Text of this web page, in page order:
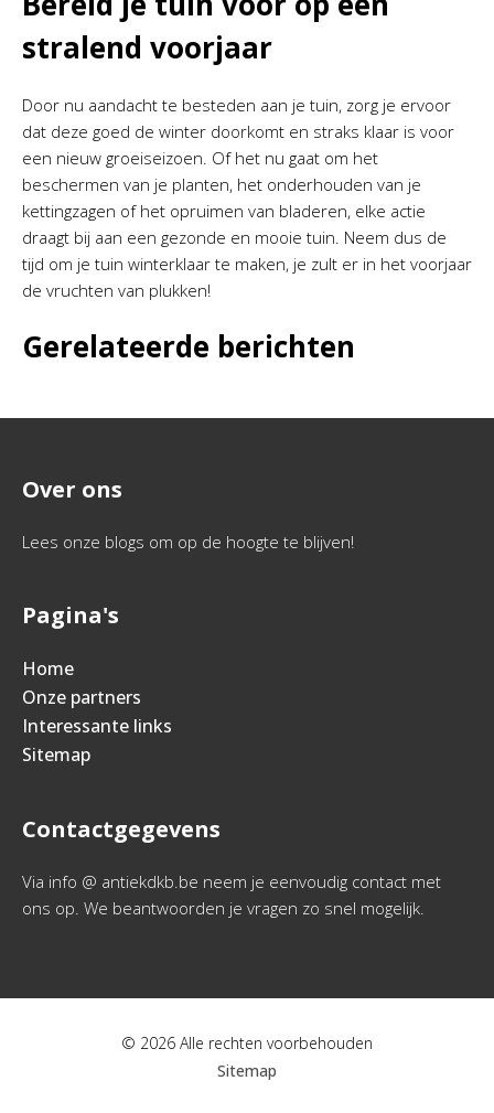
stralend voorjaar
Door nu aandacht te besteden aan je tuin, zorg je ervoor
dat deze goed de winter doorkomt en straks klaar is voor
een nieuw groeiseizoen. Of het nu gaat om het
beschermen van je planten, het onderhouden van je
kettingzagen of het opruimen van bladeren, elke actie
draagt bij aan een gezonde en mooie tuin. Neem dus de
tijd om je tuin winterklaar te maken, je zult er in het voorjaar
de vruchten van plukken!
Gerelateerde berichten
Over ons
Lees onze blogs om op de hoogte te blijven!
Pagina's
Home
Onze partners
Interessante links
Sitemap
Contactgegevens
Via info @ antiekdkb.be neem je eenvoudig contact met
ons op. We beantwoorden je vragen zo snel mogelijk.
© 2026 Alle rechten voorbehouden
Sitemap